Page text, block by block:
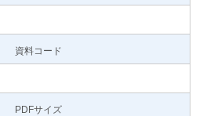
資料コード
PDFサイズ